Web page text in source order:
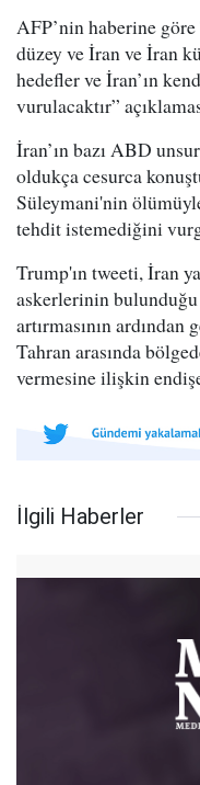
AFP’nin haberine
düzey ve İran ve İran
hedefler ve İran’ın
vurulacaktır”
İran’ın bazı ABD
oldukça cesurca
Süleymani'nin
tehdit istemediğini
Trump'ın tweeti, İran
askerlerinin bulunduğu
artırmasının
Tahran arasında
vermesine ilişkin
İlgili Haberler